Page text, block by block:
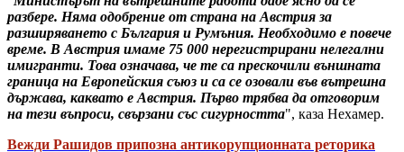
разбере. Няма одобрение от страна на Австрия за
разширяването с България и Румъния. Необходимо е повече
време. В Австрия имаме 75 000 нерегистрирани нелегални
имигранти. Това означава, че те са прескочили външната
граница на Европейския съюз и са се озовали във вътрешна
държава, каквато е Австрия. Първо трябва да отговорим
на тези въпроси, свързани със сигурността", каза Нехамер.
Вежди Рашидов припозна антикорупционната реторика